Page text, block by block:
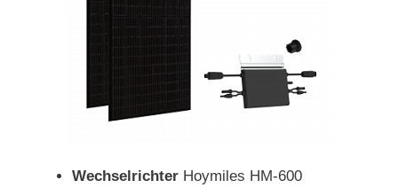
Wechselrichter Hoymiles HM-600